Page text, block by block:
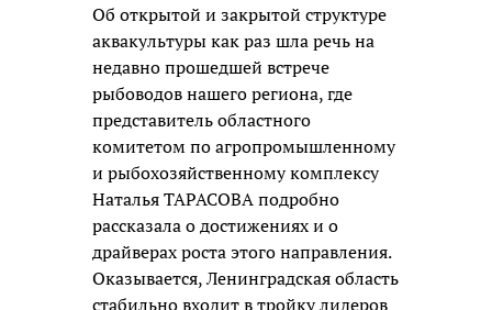
Об открытой и закрытой структуре
аквакультуры как раз шла речь на
недавно прошедшей встрече
рыбоводов нашего региона, где
представитель областного
комитетом по агропромышленному
и рыбохозяйственному комплексу
Наталья ТАРАСОВА подробно
рассказала о достижениях и о
драйверах роста этого направления.
Оказывается, Ленинградская область
стабильно входит в тройку лидеров